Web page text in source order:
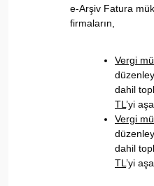
e-Arşiv Fatura
firmaların,
Vergi
dahil
TL ’yi
Vergi
dahil
TL ’yi